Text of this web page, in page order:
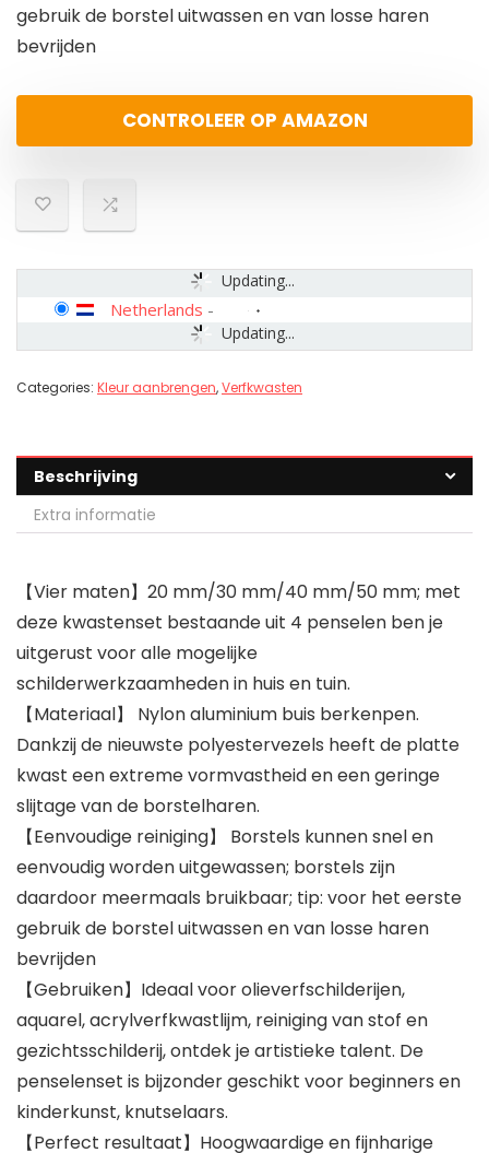
gebruik de borstel uitwassen en van losse haren
bevrijden
CONTROLEER OP AMAZON
Updating...
Updating...
Netherlands -
Categories: Kleur aanbrengen,Verfkwasten
Beschrijving
Extra informatie
【Vier maten】20 mm/30 mm/40 mm/50 mm; met
deze kwastenset bestaande uit 4 penselen ben je
uitgerust voor alle mogelijke
schilderwerkzaamheden in huis en tuin.
【Materiaal】 Nylon aluminium buis berkenpen.
Dankzij de nieuwste polyestervezels heeft de platte
kwast een extreme vormvastheid en een geringe
slijtage van de borstelharen.
【Eenvoudige reiniging】 Borstels kunnen snel en
eenvoudig worden uitgewassen; borstels zijn
daardoor meermaals bruikbaar; tip: voor het eerste
gebruik de borstel uitwassen en van losse haren
bevrijden
【Gebruiken】Ideaal voor olieverfschilderijen,
aquarel, acrylverfkwastlijm, reiniging van stof en
gezichtsschilderij, ontdek je artistieke talent. De
penselenset is bijzonder geschikt voor beginners en
kinderkunst, knutselaars.
【Perfect resultaat】Hoogwaardige en fijnharige